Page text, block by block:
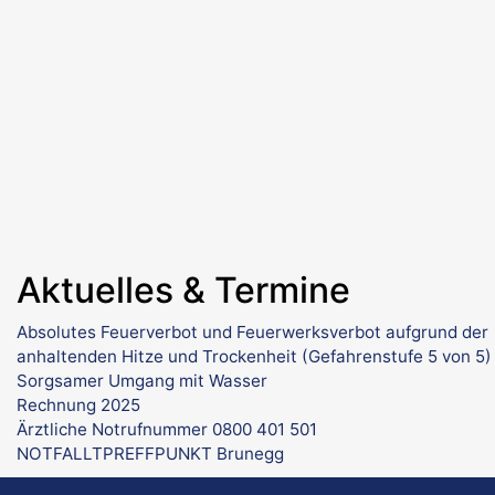
Aktuelles & Termine
Absolutes Feuerverbot und Feuerwerksverbot aufgrund der
anhaltenden Hitze und Trockenheit (Gefahrenstufe 5 von 5)
Sorgsamer Umgang mit Wasser
Rechnung 2025
Ärztliche Notrufnummer 0800 401 501
NOTFALLTPREFFPUNKT Brunegg